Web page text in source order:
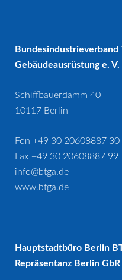
Bundesindustrieverband
Gebäudeausrüstung e. V.
Schiffbauerdamm 40
10117 Berlin
Fon +49 30 20608887 30
Fax +49 30 20608887 99
info@btga.de
www.btga.de
Hauptstadtbüro Berlin
Repräsentanz Berlin GbR